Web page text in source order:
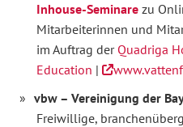
Inhouse-Seminare zu
Mitarbeiterinnen und
im Auftrag der Quadriga
Education |
vbw – Vereinigung der
Freiwillige,